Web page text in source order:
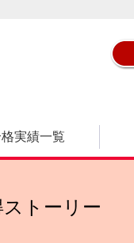
実績一覧
トーリー